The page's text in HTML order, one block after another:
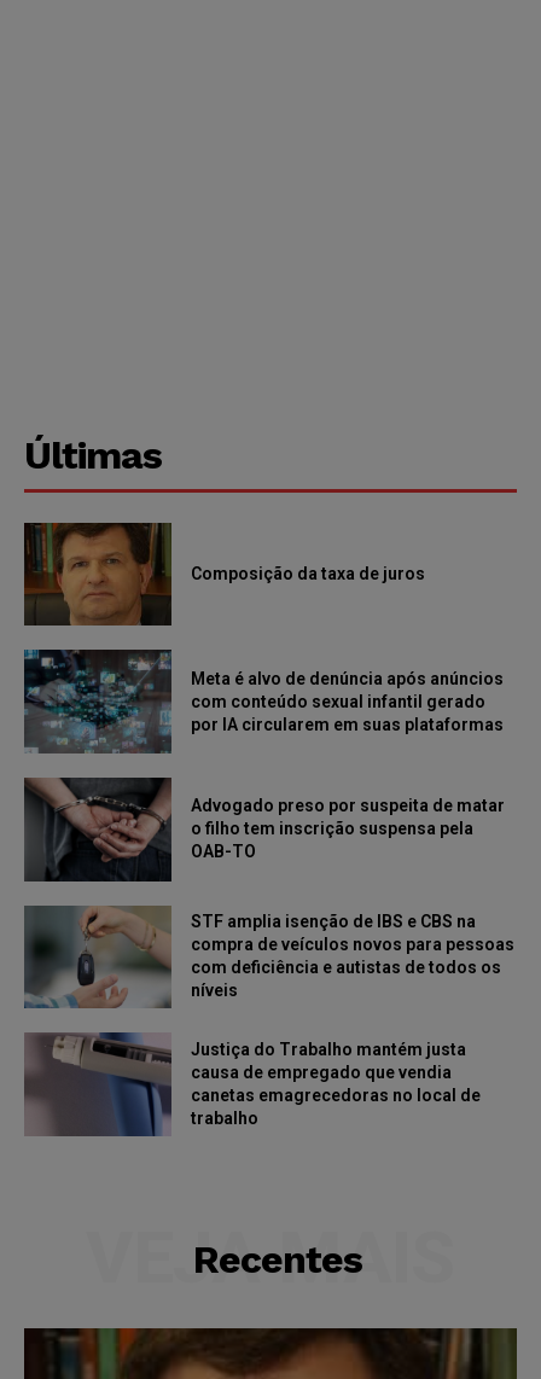
Últimas
Composição da taxa de juros
Meta é alvo de denúncia após anúncios
com conteúdo sexual infantil gerado
por IA circularem em suas plataformas
Advogado preso por suspeita de matar
o filho tem inscrição suspensa pela
OAB-TO
STF amplia isenção de IBS e CBS na
compra de veículos novos para pessoas
com deficiência e autistas de todos os
níveis
Justiça do Trabalho mantém justa
causa de empregado que vendia
canetas emagrecedoras no local de
trabalho
Recentes
VEJA MAIS